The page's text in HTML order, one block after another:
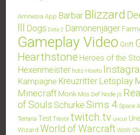
Amnesia App BarbarBlizzard
III Dogs Dota 2 Dämonenjäger
Gameplay Video Grift
Hearthstone Heroes of the
Hexenmeister hots Howto
Kampagne Kreuzritter Letsplay
Minecraft Monk Mos Def Node.js
of Souls SchurkeSims 4 Space
Terraria Test Trevor twitch.tv uncut
Wizard World of Warcraft WoW